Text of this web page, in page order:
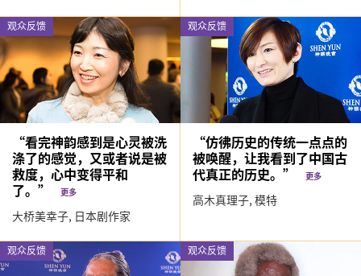
观众反馈
“看完神韵感到是心灵被洗
涤了的感觉，又或者说是被
救度，心中变得平和
了。”
更多
大桥美幸子, 日本剧作家
观众反馈
“仿彿历史的传统一点点的
被唤醒，让我看到了中国古
代真正的历史。”更多
高木真理子,模特
观众反馈 观众反馈